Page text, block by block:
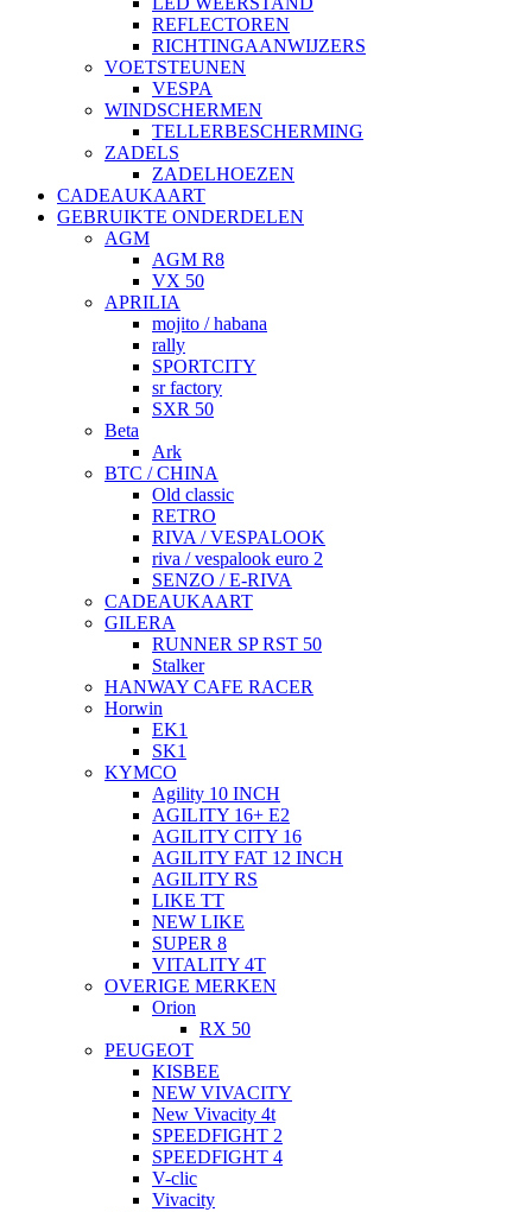
REFLECTOREN
RICHTINGAANWIJZERS
VOETSTEUNEN
VESPA
WINDSCHERMEN
TELLERBESCHERMING
ZADELS
ZADELHOEZEN
CADEAUKAART
GEBRUIKTE ONDERDELEN
AGM
AGM R8
VX 50
APRILIA
mojito / habana
rally
SPORTCITY
sr factory
SXR 50
Beta
Ark
BTC / CHINA
Old classic
RETRO
RIVA / VESPALOOK
riva / vespalook euro 2
SENZO / E-RIVA
CADEAUKAART
GILERA
RUNNER SP RST 50
Stalker
HANWAY CAFE RACER
Horwin
EK1
SK1
KYMCO
Agility 10 INCH
AGILITY 16+ E2
AGILITY CITY 16
AGILITY FAT 12 INCH
AGILITY RS
LIKE TT
NEW LIKE
SUPER 8
VITALITY 4T
OVERIGE MERKEN
Orion
RX 50
PEUGEOT
KISBEE
NEW VIVACITY
New Vivacity 4t
SPEEDFIGHT 2
SPEEDFIGHT 4
V-clic
Vivacity